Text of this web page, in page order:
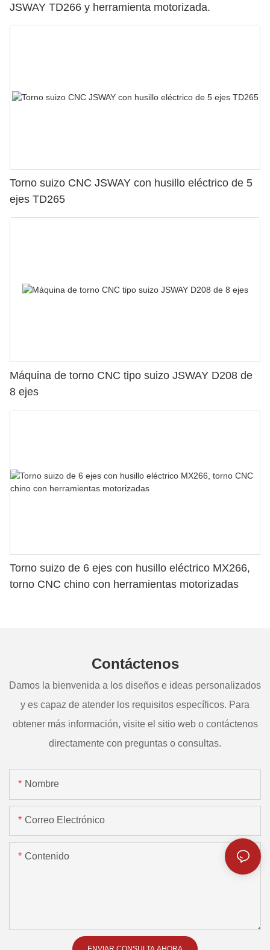
JSWAY TD266 y herramienta motorizada.
Torno suizo CNC JSWAY con husillo eléctrico de 5
ejes TD265
Máquina de torno CNC tipo suizo JSWAY D208 de
8 ejes
Torno suizo de 6 ejes con husillo eléctrico MX266,
torno CNC chino con herramientas motorizadas
Contáctenos
Damos la bienvenida a los diseños e ideas personalizados
y es capaz de atender los requisitos específicos. Para
obtener más información, visite el sitio web o contáctenos
directamente con preguntas o consultas.
Nombre
Correo Electrónico
Contenido